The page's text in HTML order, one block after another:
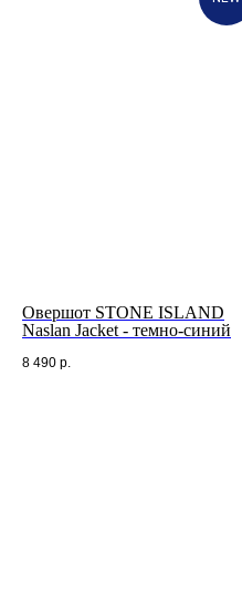
Овершот STONE ISLAND
Naslan Jacket - темно-синий
8 490 р.